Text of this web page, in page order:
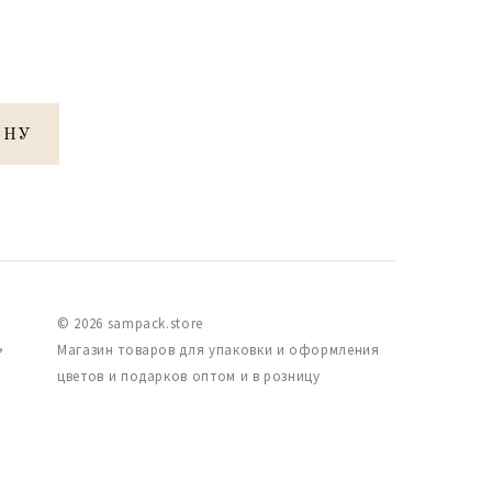
© 2026 sampack.store
Магазин товаров для упаковки и оформления
цветов и подарков оптом и в розницу